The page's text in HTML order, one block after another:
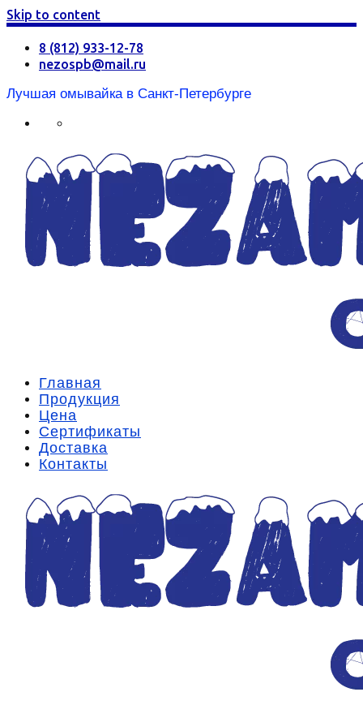
Skip to content
8 (812) 933-12-78
nezospb@mail.ru
Лучшая омывайка в Санкт-Петербурге
Главная
Продукция
Цена
Сертификаты
Доставка
Контакты